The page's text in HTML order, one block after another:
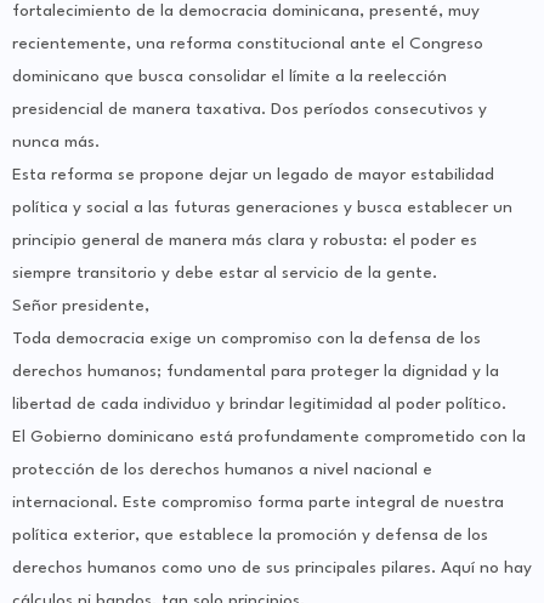
fortalecimiento de la democracia dominicana, presenté, muy
recientemente, una reforma constitucional ante el Congreso
dominicano que busca consolidar el límite a la reelección
presidencial de manera taxativa. Dos períodos consecutivos y
nunca más.
Esta reforma se propone dejar un legado de mayor estabilidad
política y social a las futuras generaciones y busca establecer un
principio general de manera más clara y robusta: el poder es
siempre transitorio y debe estar al servicio de la gente.
Señor presidente,
Toda democracia exige un compromiso con la defensa de los
derechos humanos; fundamental para proteger la dignidad y la
libertad de cada individuo y brindar legitimidad al poder político.
El Gobierno dominicano está profundamente comprometido con la
protección de los derechos humanos a nivel nacional e
internacional. Este compromiso forma parte integral de nuestra
política exterior, que establece la promoción y defensa de los
derechos humanos como uno de sus principales pilares. Aquí no hay